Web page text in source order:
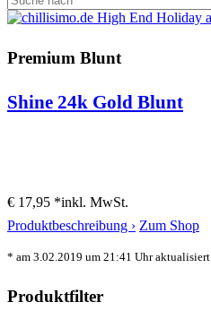
Premium Blunt
Shine 24k Gold Blunt
€ 17,95 *inkl. MwSt.
Produktbeschreibung › Zum Shop
* am 3.02.2019 um 21:41 Uhr aktualisiert
Produktfilter